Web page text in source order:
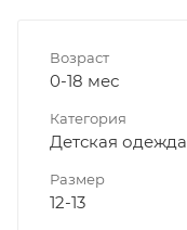
Возраст
0-18 мес
Категория
Детская одежда
Размер
12-13